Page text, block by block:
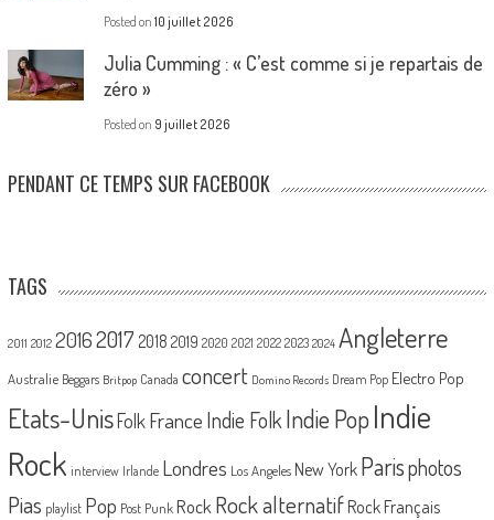
Posted on 10 juillet 2026
Julia Cumming : « C’est comme si je repartais de
zéro »
Posted on 9 juillet 2026
PENDANT CE TEMPS SUR FACEBOOK
TAGS
2011 2012 20162017 2018 2019 2020 2021 2022 2023 2024 Angleterre
Australie Beggars Britpop Canada concert Domino Records Dream Pop Electro Pop
Etats-UnisFolk France Indie Folk Indie PopIndie
Rock interview Irlande Londres Los Angeles New York Parisphotos
Pias playlist Pop Post Punk Rock Rock alternatif Rock Français